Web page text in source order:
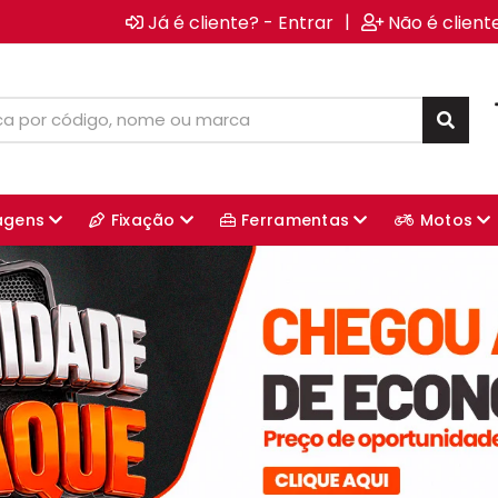
Já é cliente? - Entrar | Não é
Fixação Ferramentas Motos